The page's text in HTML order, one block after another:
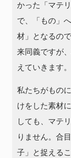
かった「マテ
で、「もの」
材」となるの
来同義ですが
えていきます。
私たちがもの
けをした素材
しても、マテ
りません。合
子」と捉える